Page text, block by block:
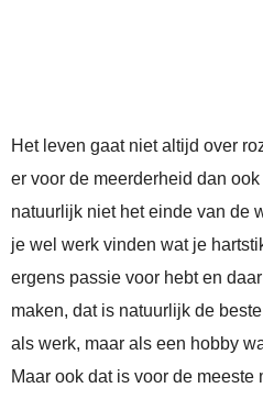
Het leven gaat niet altijd over
er voor de meerderheid dan
natuurlijk niet het einde van de
je wel werk vinden wat je
ergens passie voor hebt en
maken, dat is natuurlijk de
als werk, maar als een hobby
Maar ook dat is voor de meeste